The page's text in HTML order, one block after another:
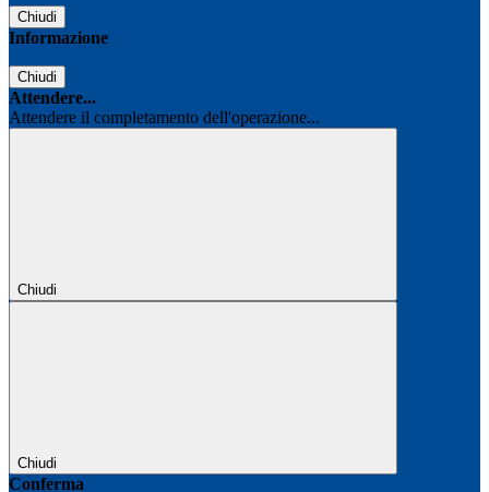
Chiudi
Informazione
Chiudi
Attendere...
Attendere il completamento dell'operazione...
Chiudi
Chiudi
Conferma